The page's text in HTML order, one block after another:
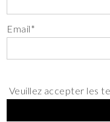
Email*
Veuillez accepter les